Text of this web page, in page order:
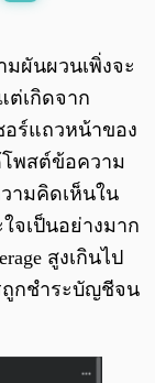
ผันผวนเพิ่งจะ
ต่เกิดจาก
อร์แถวหน้าของ
โพสต์ข้อความ
ามคิดเห็นใน
จเป็นอย่างมาก
สูงเกินไป
ถูกชำระบัญชีจน